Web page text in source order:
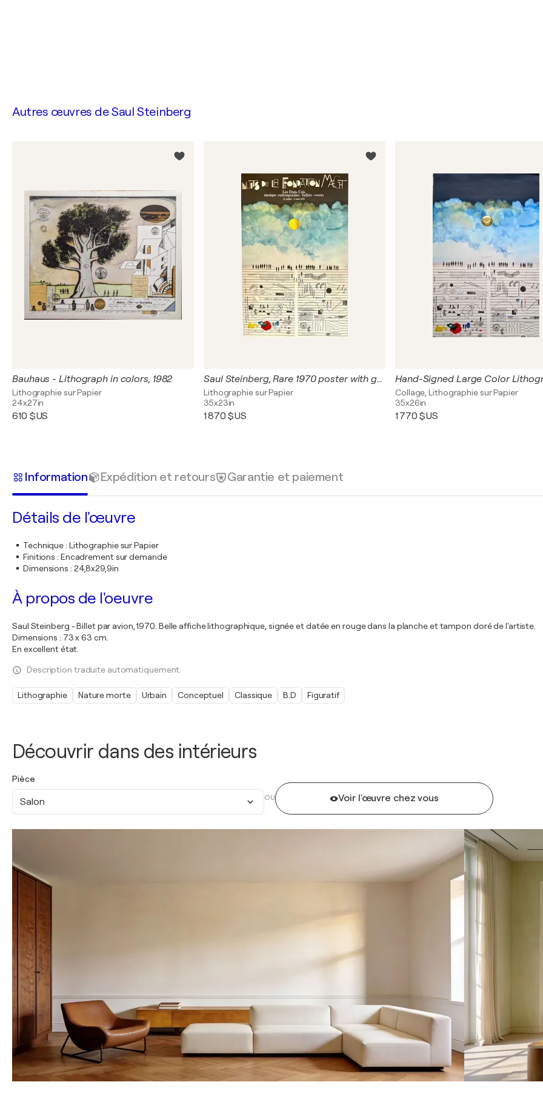
Découvrir dans des intérieurs
Pièce
Salon OU Voir l'œuvre chez vous
Autres œuvres deSaul Steinberg
Bauhaus - Lithograph in colors, 1982
Lithographie sur Papier
24x27in
610 $US
Saul Steinberg, Rare 1970 poster with gold stamp: Nuits de La Fondation Maeght music festival
Lithographie sur Papier
35x23in
1 870 $US
Collage, Lithographie sur Papier
35x26in
1 770 $US
Information Expédition et retours Garantie et paiement
Détails de l'œuvre
Technique: Lithographie sur Papier
Finitions : Encadrement sur demande
Dimensions : 24,8x29,9in
À propos de l'oeuvre
Saul Steinberg - Billet par avion, 1970. Belle affiche lithographique, signée et datée en rouge dans la planche et tampon doré de l'artiste.
Dimensions : 73 x 63 cm.
En excellent état.
Description traduite automatiquement.
Lithographie Nature morte Urbain Conceptuel Classique B.D Figuratif